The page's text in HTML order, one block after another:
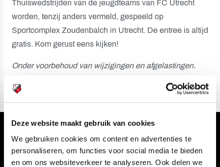
Deze website maakt gebruik van cookies
We gebruiken cookies om content en advertenties te
personaliseren, om functies voor social media te bieden
en om ons websiteverkeer te analyseren. Ook delen we
Thuiswedstrijden van de jeugdteams van FC Utrecht
worden, tenzij anders vermeld, gespeeld op
Sportcomplex Zoudenbalch in Utrecht. De entree is altijd
gratis. Kom gerust eens kijken!
Onder voorbehoud van wijzigingen en afgelastingen.